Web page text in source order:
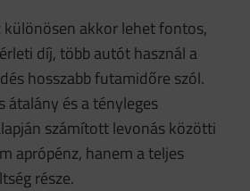
különösen akkor lehet fontos,
díj, több autót használ a
hosszabb futamidőre szól.
átalány és a tényleges
számított levonás közötti
aprópénz, hanem a teljes
része.